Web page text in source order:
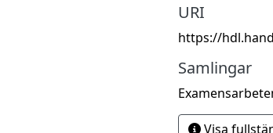
URI
https://
Samlingar
Visa